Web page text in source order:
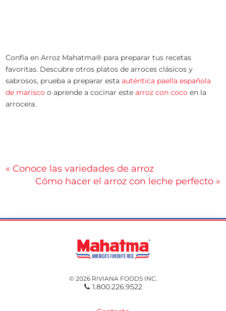
Confía en Arroz Mahatma® para preparar tus recetas
favoritas. Descubre otros platos de arroces clásicos y
sabrosos, prueba a preparar estaauténtica paella española
de marisco o aprende a cocinar estearroz con coco en la
arrocera.
Navegación
« Conoce las variedades de arroz
Cómo hacer el arroz con leche perfecto »
© 2026 RIVIANA FOODS INC.
1.800.226.9522